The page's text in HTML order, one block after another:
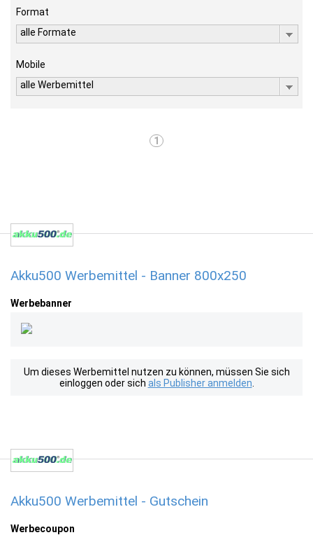
Format
alle Formate
Mobile
alle Werbemittel
1
Akku500 Werbemittel - Banner 800x250
Werbebanner
Um dieses Werbemittel nutzen zu können, müssen Sie sich
einloggen oder sich als Publisher anmelden
Akku500 Werbemittel - Gutschein
Werbecoupon